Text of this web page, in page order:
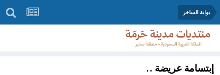
بوابة الساخر
إبتسامة عريضة ..